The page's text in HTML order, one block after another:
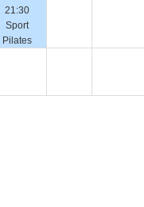
21:30
Sport
Pilates